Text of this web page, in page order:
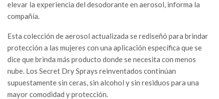
elevar la experiencia del desodorante en aerosol, informa la
compañía.
Esta colección de aerosol actualizada se rediseñó para brindar
protección a las mujeres con una aplicación específica que se
dice que brinda más producto donde se necesita con menos
nube. Los Secret Dry Sprays reinventados continúan
supuestamente sin ceras, sin alcohol y sin residuos para una
mayor comodidad y protección.